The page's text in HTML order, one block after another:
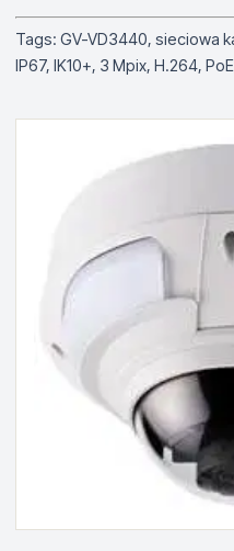
Tags: GV-VD3440, sieciowa
IP67, IK10+, 3 Mpix, H.264,